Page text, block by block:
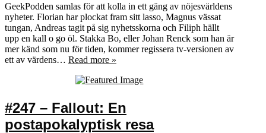
GeekPodden samlas för att kolla in ett gäng av nöjesvärldens
nyheter. Florian har plockat fram sitt lasso, Magnus vässat
tungan, Andreas tagit på sig nyhetsskorna och Filiph hällt
upp en kall o go öl. Stakka Bo, eller Johan Renck som han är
mer känd som nu för tiden, kommer regissera tv-versionen av
ett av värdens… Read more »
#247 – Fallout: En
postapokalyptisk resa